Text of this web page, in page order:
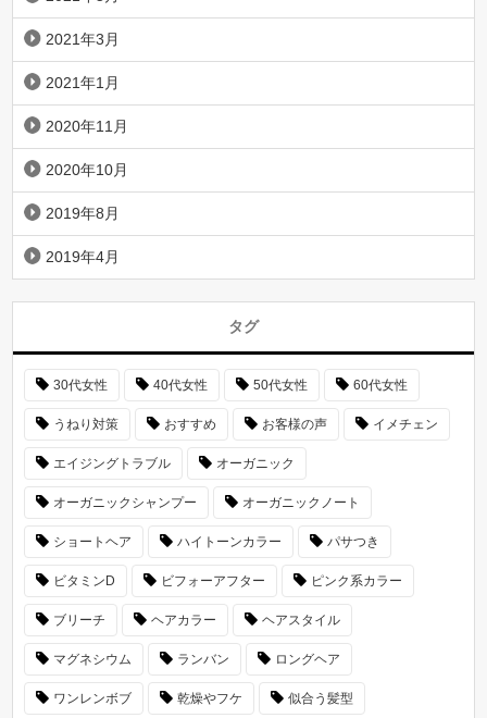
2021年3月
2021年1月
2020年11月
2020年10月
2019年8月
2019年4月
タグ
30代女性 40代女性 50代女性 60代女性
うねり対策 おすすめ お客様の声 イメチェン
エイジングトラブル オーガニック
オーガニックシャンプー オーガニックノート
ショートヘア ハイトーンカラー パサつき
ビタミンD ビフォーアフター ピンク系カラー
ブリーチ ヘアカラー ヘアスタイル
マグネシウム ランバン ロングヘア
ワンレンボブ 乾燥やフケ 似合う髪型